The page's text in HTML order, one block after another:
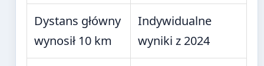
Dystans główny
wynosił 10 km
Indywidualne
wyniki z 2024